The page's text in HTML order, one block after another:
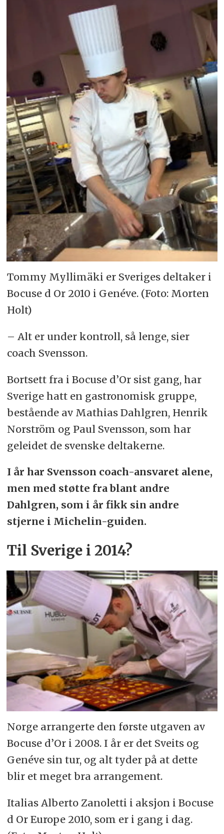
Tommy Myllimäki er Sveriges deltaker i
Bocuse d Or 2010 i Genéve. (Foto: Morten
Holt)
– Alt er under kontroll, så lenge, sier
coach Svensson.
Bortsett fra i Bocuse d’Or sist gang, har
Sverige hatt en gastronomisk gruppe,
bestående av Mathias Dahlgren, Henrik
Norström og Paul Svensson, som har
geleidet de svenske deltakerne.
I år har Svensson coach-ansvaret alene,
men med støtte fra blant andre
Dahlgren, som i år fikk sin andre
stjerne i Michelin-guiden.
Til Sverige i 2014?
Norge arrangerte den første utgaven av
Bocuse d’Or i 2008. I år er det Sveits og
Genéve sin tur, og alt tyder på at dette
blir et meget bra arrangement.
Italias Alberto Zanoletti i aksjon i Bocuse
d Or Europe 2010, som er i gang i dag.